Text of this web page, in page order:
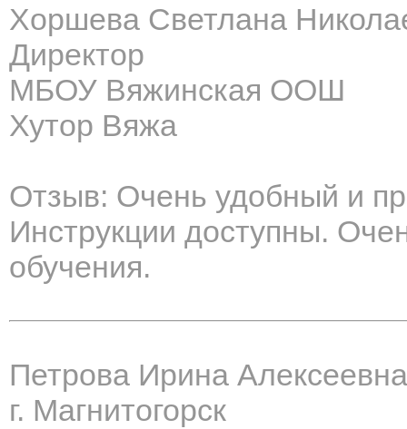
Хоршева Светлана
Директор
МБОУ Вяжинская ООШ
Хутор Вяжа
Отзыв: Очень удобный и
Инструкции доступны.
обучения.
Петрова Ирина Алексеевна
г. Магнитогорск